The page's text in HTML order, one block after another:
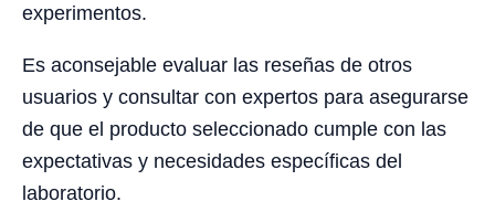
experimentos.
Es aconsejable evaluar las reseñas de otros
usuarios y consultar con expertos para asegurarse
de que el producto seleccionado cumple con las
expectativas y necesidades específicas del
laboratorio.